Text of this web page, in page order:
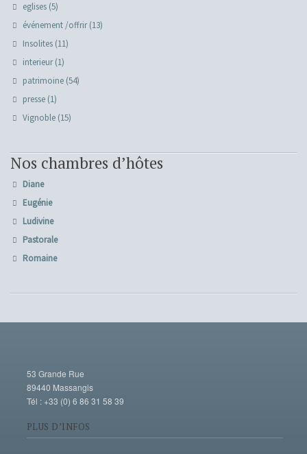
eglises (5)
événement /offrir(13)
Insolites (11)
interieur(1)
patrimoine (54)
presse (1)
Vignoble (15)
Nos chambres d’hôtes
Diane
Eugénie
Ludivine
Pastorale
Romaine
53 Grande Rue
89440 Massangis
Tél : +33 (0) 6 86 31 58 39
PLUS D’INFOS